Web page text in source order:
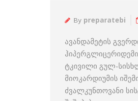
By preparatebi
ავანდამეტის
ტკივილი გულ-
მიოკარდიუმის
ძვალკუნთოვანი